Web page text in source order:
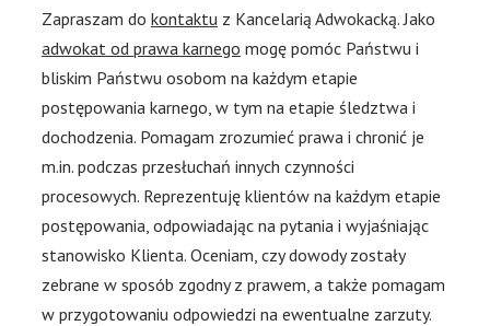
Zapraszam do kontaktuz Kancelarią Adwokacką. Jako
adwokat od prawa karnego mogę pomóc Państwu i
bliskim Państwu osobom na każdym etapie
postępowania karnego, w tym na etapie śledztwa i
dochodzenia. Pomagam zrozumieć prawa i chronić je
m.in. podczas przesłuchań innych czynności
procesowych. Reprezentuję klientów na każdym etapie
postępowania, odpowiadając na pytania i wyjaśniając
stanowisko Klienta. Oceniam, czy dowody zostały
zebrane w sposób zgodny z prawem, a także pomagam
w przygotowaniu odpowiedzi na ewentualne zarzuty.